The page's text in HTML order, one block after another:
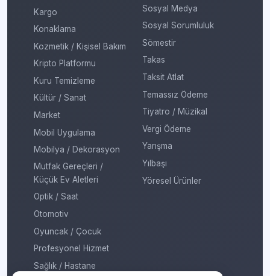
Kargo
Konaklama
Kozmetik / Kişisel Bakım
Kripto Platformu
Kuru Temizleme
Kültür / Sanat
Market
Mobil Uygulama
Mobilya / Dekorasyon
Mutfak Gereçleri /
Küçük Ev Aletleri
Optik / Saat
Otomotiv
Oyuncak / Çocuk
Profesyonel Hizmet
Sağlık / Hastane
Sosyal Medya
Sosyal Sorumluluk
Sömestir
Takas
Taksit Atlat
Temassız Ödeme
Tiyatro / Müzikal
Vergi Ödeme
Yarışma
Yılbaşı
Yöresel Ürünler